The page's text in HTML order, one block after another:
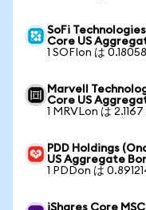
SoFi
Core US
1 SOFIon は
Marvell
Core US
1 MRVLon は
PDD Holdings
US Aggregate
1 PDDon は
iShares Core